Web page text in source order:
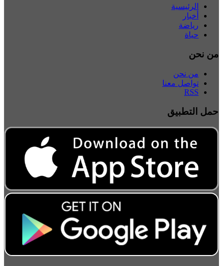
الرئيسية
أخبار
رياضة
حياة
من نحن
من نحن
تواصل معنا
RSS
حمل التطبيق